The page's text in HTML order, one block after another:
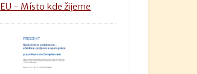
EU - Místo kde žijeme